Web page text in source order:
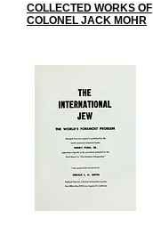
COLLECTED WORKS OF
COLONEL JACK MOHR